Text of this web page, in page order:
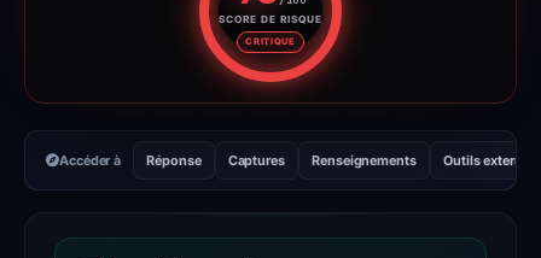
SCORE DE RISQUE
CRITIQUE
Score de risque : 95 sur
Accéder à Réponse Captures Renseignements Outils externes